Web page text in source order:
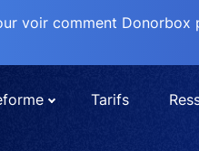
voir comment
Tarifs